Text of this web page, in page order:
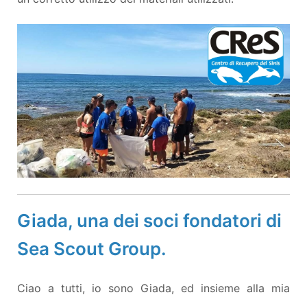
Giada, una dei soci fondatori di
Sea Scout Group.
Ciao a tutti, io sono Giada, ed insieme alla mia